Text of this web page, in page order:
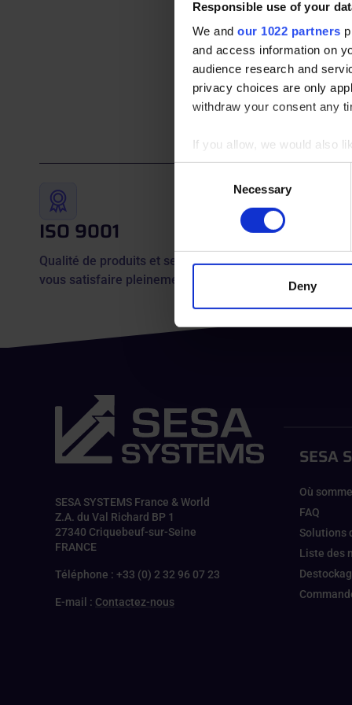
Responsible use of your
We and our 1022 partners
and access information on
audience research and
privacy choices are only
withdraw your consent any
If you allow, we would also
Collect information
Identify your device by
Find out more about how
information about your use
other information that
Necessary
Deny
ISO 9001
Qualité de produits et services pour
vous satisfaire pleinement
Qualité
SESA SYSTEMS France & World
Z.A. du Val Richard BP 1
27340 Criquebeuf-sur-Seine
FRANCE
Téléphone : +33 (0) 2 32 96 07 23
E-mail : Contactez-nous
SESA
Où
FAQ
Solutions
Liste des